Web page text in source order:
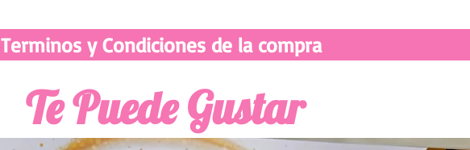
Terminos y Condiciones de la compra
Te Puede Gustar